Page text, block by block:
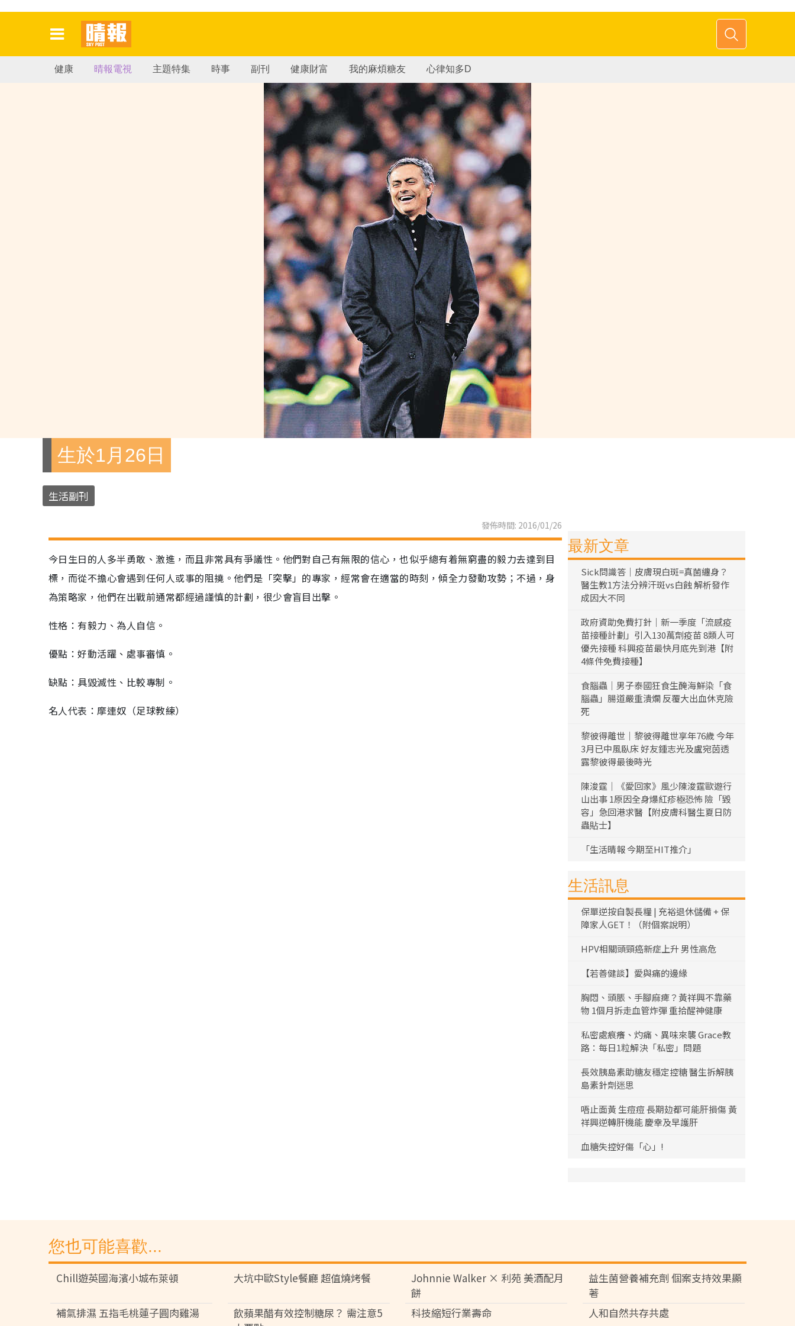
健康 晴報電視 主題特集 時事 副刊 健康財富 我的麻煩糖友 心律知多D
生於1月26日
生活副刊
發佈時間: 2016/01/26
今日生日的人多半勇敢、激進，而且非常具有爭議性。他們對自己有無限的信心，也似乎總有着無窮盡的毅力去達到目
標，而從不擔心會遇到任何人或事的阻撓。他們是「突擊」的專家，經常會在適當的時刻，傾全力發動攻勢；不過，身
為策略家，他們在出戰前通常都經過謹慎的計劃，很少會盲目出擊。
性格：有毅力、為人自信。
優點：好動活躍、處事審慎。
缺點：具毀滅性、比較專制。
名人代表：摩連奴（足球教練）
最新文章
Sick問識答｜皮膚現白斑=真菌纏身？
醫生教1方法分辨汗斑vs白蝕 解析發作
成因大不同
政府資助免費打針｜新一季度「流感疫
苗接種計劃」引入130萬劑疫苗 8類人可
優先接種 科興疫苗最快月底先到港【附
4條件免費接種】
食腦蟲｜男子泰國狂食生醃海鮮染「食
腦蟲」腸道嚴重潰爛 反覆大出血休克險
死
黎彼得離世｜黎彼得離世享年76歲 今年
3月已中風臥床 好友鍾志光及盧宛茵透
露黎彼得最後時光
陳浚霆｜《愛回家》風少陳浚霆歐遊行
山出事 1原因全身爆紅疹極恐怖 險「毀
容」急回港求醫【附皮膚科醫生夏日防
蟲貼士】
「生活晴報 今期至HIT推介」
生活訊息
保單逆按自製長糧 | 充裕退休儲備 + 保
障家人GET！（附個案說明）
HPV相關頭頸癌新症上升 男性高危
【若善健談】愛與痛的邊緣
胸悶、頭脹、手腳麻痺？黃祥興不靠藥
物 1個月拆走血管炸彈 重拾醒神健康
私密處痕癢、灼痛、異味來襲 Grace教
路：每日1粒解決「私密」問題
長效胰島素助糖友穩定控糖 醫生拆解胰
島素針劑迷思
唔止面黃 生痘痘 長期攰都可能肝損傷 黃
祥興逆轉肝機能 慶幸及早護肝
血糖失控好傷「心」!
您也可能喜歡...
Chill遊英國海濱小城布萊頓 大坑中歐Style餐廳 超值燒烤餐
Johnnie Walker × 利苑 美酒配月
餅
益生菌營養補充劑 個案支持效果顯
著
補氣排濕 五指毛桃蓮子圓肉雞湯
飲蘋果醋有效控制糖尿？ 需注意5
科技縮短行業壽命 人和自然共存共處